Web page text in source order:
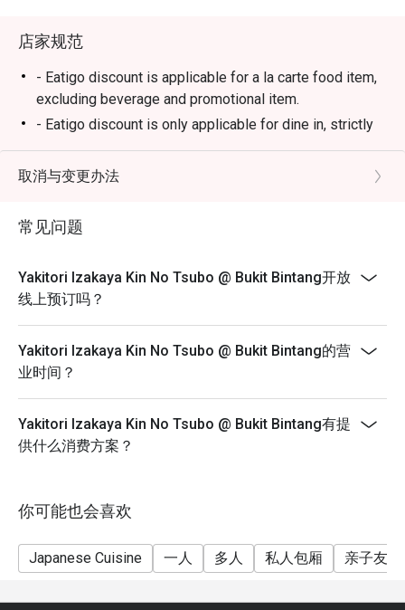
鲜嫩多汁。
🥤 招牌饮品
・精选清酒 | 店家精心挑选一系列优质清酒，从清爽辛口
到馥郁香醇，任君选择。
・Highball | 日式居酒屋的经典消暑圣品，完美比例调制，
也能品尝地道的日本风味。
店家规范
- Eatigo discount is applicable for a la carte food item,
excluding beverage and promotional item.
- Eatigo discount is only applicable for dine in, strictly
NOT for takeaway.
- Wagyu not applicable for discount
in your reservation, not more. If your party size changes
please edit your reservation. If you arrive with more
both your table and discount altogether.
- Seating preference is subject to restaurant's
discretion. The restaurant may ask you to wait during
peak hour.
- Please show your reservation code upon arrival.
取消与变更办法
常见问题
Yakitori Izakaya Kin No Tsubo @ Bukit Bintang开放
线上预订吗？
Yakitori Izakaya Kin No Tsubo @ Bukit Bintang的营
业时间？
Yakitori Izakaya Kin No Tsubo @ Bukit Bintang有提
供什么消费方案？
你可能也会喜欢
Japanese Cuisine 一人 多人 私人包厢 亲子友善